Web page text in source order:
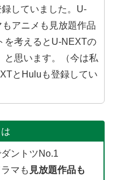
録していました。U-
アニメも見放題作品
を考えるとU-NEXTの
と思います。（今は私
とHuluも登録してい
ントツNo.1
マも 見放題作品も